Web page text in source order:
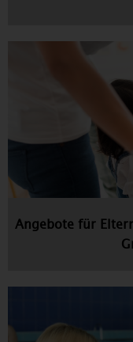
Angebote für